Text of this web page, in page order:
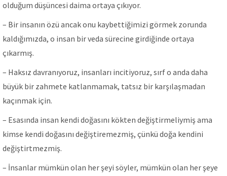
olduğum düşüncesi daima ortaya çıkıyor.
– Bir insanın özü ancak onu kaybettiğimizi görmek zorunda
kaldığımızda, o insan bir veda sürecine girdiğinde ortaya
çıkarmış.
– Haksız davranıyoruz, insanları incitiyoruz, sırf o anda daha
büyük bir zahmete katlanmamak, tatsız bir karşılaşmadan
kaçınmak için.
– Esasında insan kendi doğasını kökten değiştirmeliymiş ama
kimse kendi doğasını değiştiremezmiş, çünkü doğa kendini
değiştirtmezmiş.
– İnsanlar mümkün olan her şeyi söyler, mümkün olan her şeye